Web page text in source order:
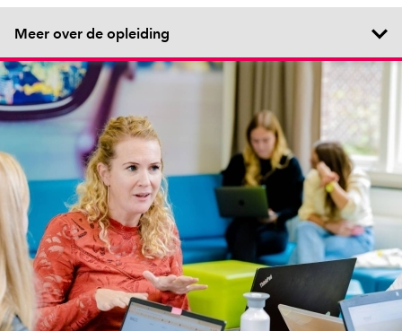
Meer over de opleiding